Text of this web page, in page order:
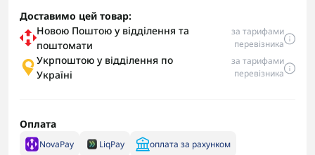
Доставимо цей товар:
Новою Поштою у відділення та
поштомати
за тарифами
перевізника
Укрпоштою у відділення по
Україні
за тарифами
перевізника
Оплата
NovaPay LiqPay оплата за рахунком